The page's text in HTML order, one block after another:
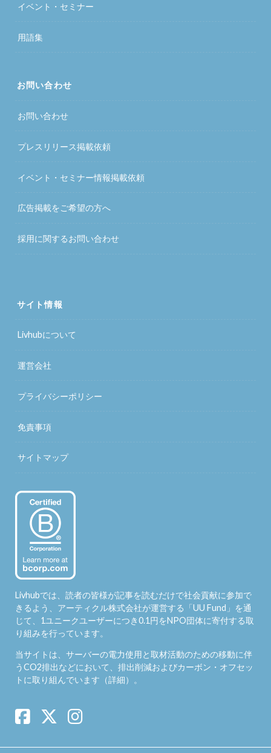
イベント・セミナー
用語集
お問い合わせ
お問い合わせ
プレスリリース掲載依頼
イベント・セミナー情報掲載依頼
広告掲載をご希望の方へ
採用に関するお問い合わせ
サイト情報
Livhubについて
運営会社
プライバシーポリシー
免責事項
サイトマップ
Livhubでは、読者の皆様が記事を読むだけで社会貢献に参加で
きるよう、アーティクル株式会社が運営する「UU Fund 」を通
じて、1ユニークユーザーにつき0.1円をNPO団体に寄付する取
り組みを行っています。
当サイトは、サーバーの電力使用と取材活動のための移動に伴
うCO2排出などにおいて、排出削減およびカーボン・オフセッ
トに取り組んでいます（詳細）。